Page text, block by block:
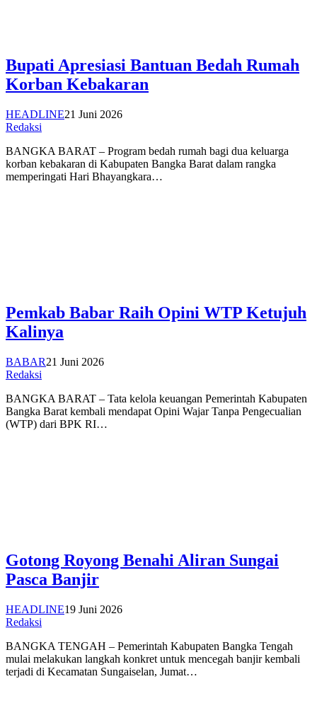
Bupati Apresiasi Bantuan Bedah Rumah
Korban Kebakaran
HEADLINE21 Juni 2026
Redaksi
BANGKA BARAT – Program bedah rumah bagi dua keluarga
korban kebakaran di Kabupaten Bangka Barat dalam rangka
memperingati Hari Bhayangkara…
Pemkab Babar Raih Opini WTP Ketujuh
Kalinya
BABAR21 Juni 2026
Redaksi
BANGKA BARAT – Tata kelola keuangan Pemerintah Kabupaten
Bangka Barat kembali mendapat Opini Wajar Tanpa Pengecualian
(WTP) dari BPK RI…
Gotong Royong Benahi Aliran Sungai
Pasca Banjir
HEADLINE19 Juni 2026
Redaksi
BANGKA TENGAH – Pemerintah Kabupaten Bangka Tengah
mulai melakukan langkah konkret untuk mencegah banjir kembali
terjadi di Kecamatan Sungaiselan, Jumat…